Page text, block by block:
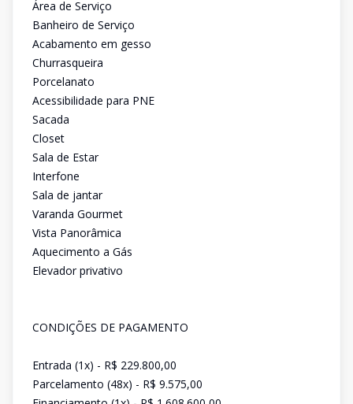
Área de Serviço
Banheiro de Serviço
Acabamento em gesso
Churrasqueira
Porcelanato
Acessibilidade para PNE
Sacada
Closet
Sala de Estar
Interfone
Sala de jantar
Varanda Gourmet
Vista Panorâmica
Aquecimento a Gás
Elevador privativo
CONDIÇÕES DE PAGAMENTO
Entrada (1x) - R$ 229.800,00
Parcelamento (48x) - R$ 9.575,00